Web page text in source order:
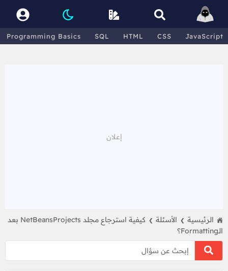
Programming Basics SQL HTML CSS JavaScript
الرئيسية ❯ الأسئلة ❯
كيفية استرجاع مجلد NetBeansProjects بعد
الـFormatting؟